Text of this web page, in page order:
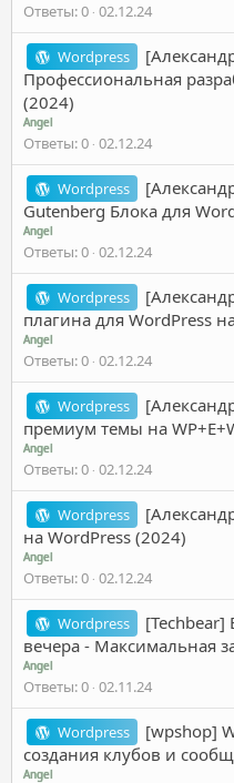
Ответы 0 02.12.24
Wordpress
Профессиональная
(2024)
Angel
Ответы 0 02.12.24
Wordpress
Gutenberg Блока для
Angel
Ответы 0 02.12.24
Wordpress
плагина для WordPress
Angel
Ответы 0 02.12.24
Wordpress
премиум темы на
Angel
Ответы 0 02.12.24
Wordpress
на WordPress (2024)
Angel
Ответы 0 02.12.24
Wordpress
[Techbear]
вечера - Максимальная
Angel
Ответы 0 02.11.24
Wordpress
[wpshop]
создания клубов и
Angel